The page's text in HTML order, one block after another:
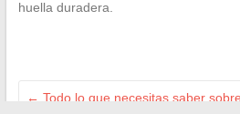
huella duradera.
← Todo lo que necesitas saber